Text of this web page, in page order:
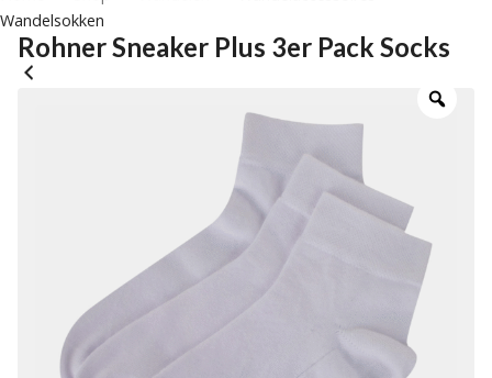
Wandelsokken
Rohner Sneaker Plus 3er Pack Socks